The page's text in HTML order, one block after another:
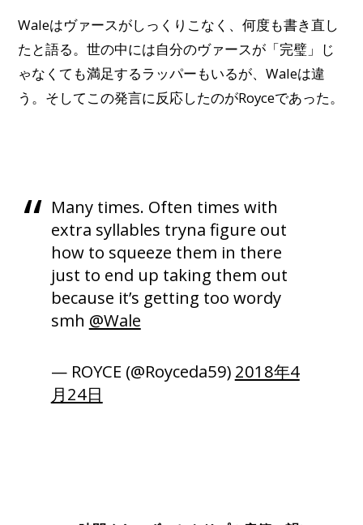
Waleはヴァースがしっくりこなく、何度も書き直し
たと語る。世の中には自分のヴァースが「完璧」じ
ゃなくても満足するラッパーもいるが、Waleは違
う。そしてこの発言に反応したのがRoyceであった。
Many times. Often times with
extra syllables tryna figure out
how to squeeze them in there
just to end up taking them out
because it’s getting too wordy
smh @Wale
— ROYCE (@Royceda59) 2018年4
月24日